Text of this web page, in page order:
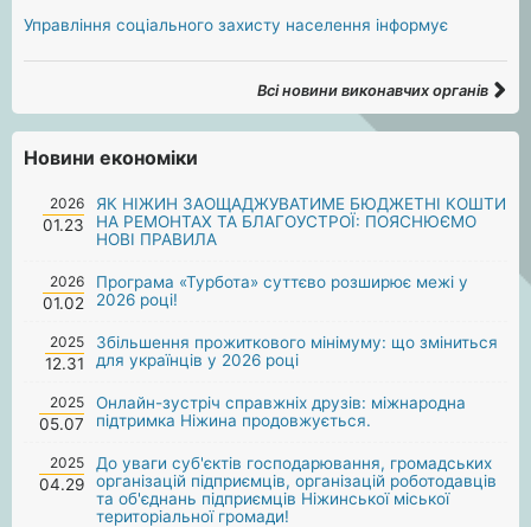
Управління соціального захисту населення інформує
Всі новини виконавчих органів
Новини економіки
2026
01.23
ЯК НІЖИН ЗАОЩАДЖУВАТИМЕ БЮДЖЕТНІ КОШТИ
НА РЕМОНТАХ ТА БЛАГОУСТРОЇ: ПОЯСНЮЄМО
НОВІ ПРАВИЛА
2026
01.02
Програма «Турбота» суттєво розширює межі у
2026 році!
2025
12.31
Збільшення прожиткового мінімуму: що зміниться
для українців у 2026 році
2025
05.07
Онлайн-зустріч справжніх друзів: міжнародна
підтримка Ніжина продовжується.
2025
04.29
До уваги суб'єктів господарювання, громадських
організацій підприємців, організацій роботодавців
та об'єднань підприємців Ніжинської міської
територіальної громади!